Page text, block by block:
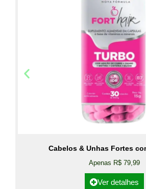
Cabelos & Unhas Fortes
Apenas R$ 79,99
Ver detalhes